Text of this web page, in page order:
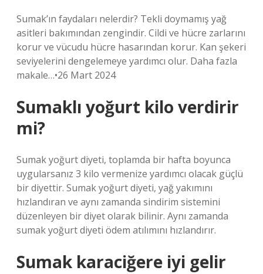
Sumak’ın faydaları nelerdir? Tekli doymamış yağ
asitleri bakımından zengindir. Cildi ve hücre zarlarını
korur ve vücudu hücre hasarından korur. Kan şekeri
seviyelerini dengelemeye yardımcı olur. Daha fazla
makale…•26 Mart 2024
Sumaklı yoğurt kilo verdirir
mi?
Sumak yoğurt diyeti, toplamda bir hafta boyunca
uygularsanız 3 kilo vermenize yardımcı olacak güçlü
bir diyettir. Sumak yoğurt diyeti, yağ yakımını
hızlandıran ve aynı zamanda sindirim sistemini
düzenleyen bir diyet olarak bilinir. Aynı zamanda
sumak yoğurt diyeti ödem atılımını hızlandırır.
Sumak karaciğere iyi gelir